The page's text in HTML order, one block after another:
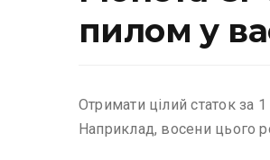
пилом у
Отримати цілий статок за
Наприклад, восени цього